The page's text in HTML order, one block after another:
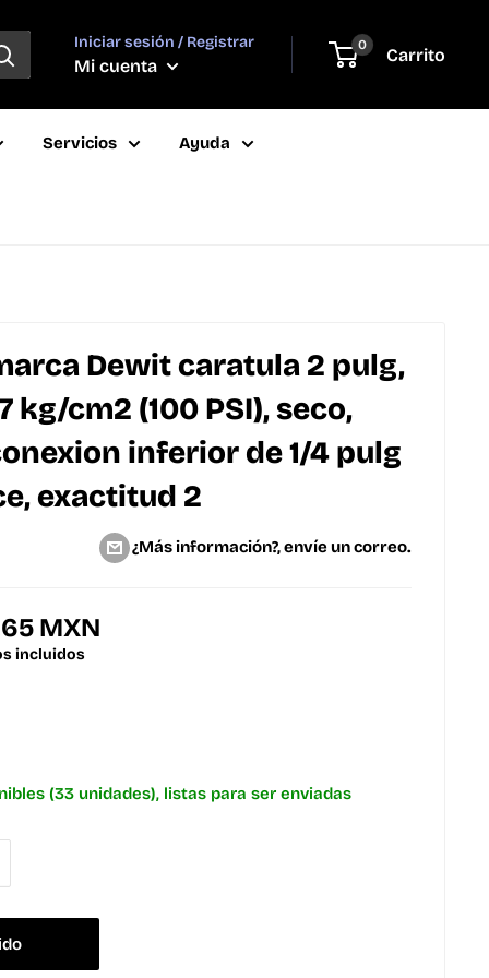
Iniciar sesión / Registrar
Mi cuenta
0 Carrito
Servicios Ayuda
Dewit caratula 2 pulg,
kg/cm2 (100 PSI), seco,
inferior de 1/4 pulg
exactitud 2
¿Más información?, envíe un correo.
MXN
incluidos
(33 unidades), listas para ser enviadas